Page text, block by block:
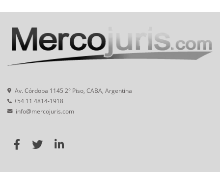
Av. Córdoba 1145 2° Piso, CABA, Argentina
+54 11 4814-1918
info@mercojuris.com